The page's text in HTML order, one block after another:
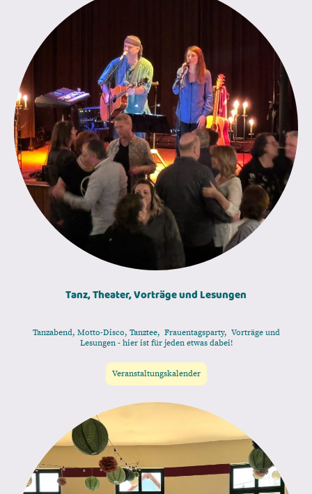
Tanz, Theater, Vorträge und Lesungen
Tanzabend, Motto-Disco, Tanztee, Frauentagsparty, Vorträge und
Lesungen - hier ist für jeden etwas dabei!
Veranstaltungskalender